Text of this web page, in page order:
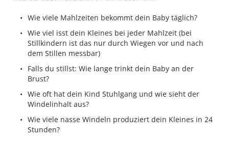
Wie viele Mahlzeiten bekommt dein Baby täglich?
Wie viel isst dein Kleines bei jeder Mahlzeit (bei
Stillkindern ist das nur durch Wiegen vor und nach
dem Stillen messbar)
Falls du stillst: Wie lange trinkt dein Baby an der
Brust?
Wie oft hat dein Kind Stuhlgang und wie sieht der
Windelinhalt aus?
Wie viele nasse Windeln produziert dein Kleines in 24
Stunden?